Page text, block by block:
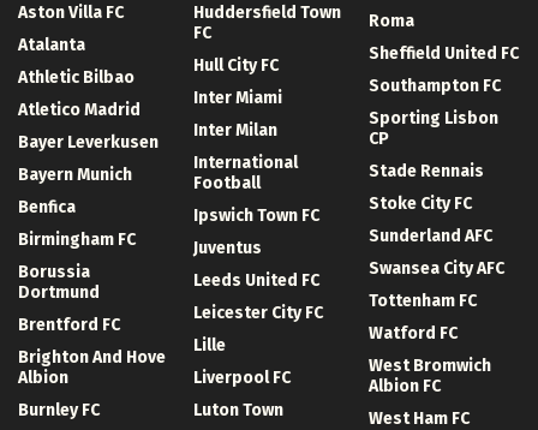
Aston Villa FC
Atalanta
Athletic Bilbao
Atletico Madrid
Bayer Leverkusen
Bayern Munich
Benfica
Birmingham FC
Borussia
Dortmund
Brentford FC
Brighton And Hove
Albion
Burnley FC
Huddersfield Town
FC
Hull City FC
Inter Miami
Inter Milan
International
Football
Ipswich Town FC
Juventus
Leeds United FC
Leicester City FC
Lille
Liverpool FC
Luton Town
Roma
Sheffield United FC
Southampton FC
Sporting Lisbon
CP
Stade Rennais
Stoke City FC
Sunderland AFC
Swansea City AFC
Tottenham FC
Watford FC
West Bromwich
Albion FC
West Ham FC